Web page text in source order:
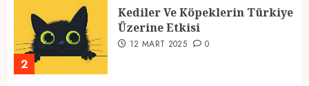
2
Kediler Ve Köpeklerin Türkiye
Üzerine Etkisi
12 MART 2025 0